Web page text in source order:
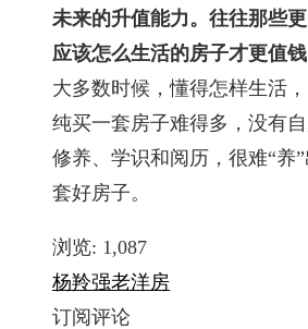
未来的升值能力。往往那些
应该怎么生活的房子才更值钱
大多数时候，懂得怎样生活
纯买一套房子难得多，没有
修养、学识和阅历，很难“养
套好房子。
浏览: 1,087
杨羚强老洋房
订阅评论